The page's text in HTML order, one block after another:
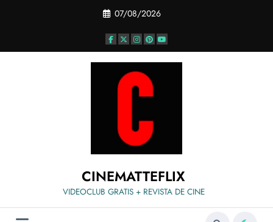
07/08/2026
CINEMATTEFLIX
VIDEOCLUB GRATIS + REVISTA DE CINE